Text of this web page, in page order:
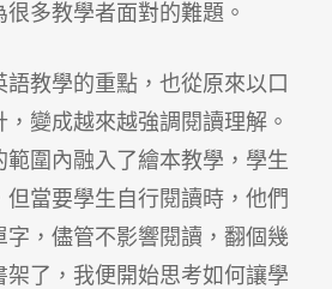
很多教學者面對的難題。
教學的重點，也從原來以口
變成越來越強調閱讀理解。
範圍內融入了繪本教學，學生
但當要學生自行閱讀時，他們
字，儘管不影響閱讀，翻個幾
架了，我便開始思考如何讓學